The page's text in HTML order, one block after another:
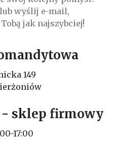
wyślij e-mail,
jak najszybciej!
149
- sklep firmowy
17:00